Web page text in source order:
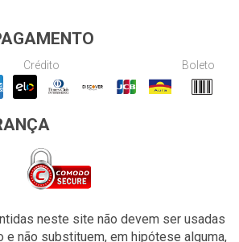
Crédito Boleto
neste site não devem ser usadas
e não substituem, em hipótese alguma,